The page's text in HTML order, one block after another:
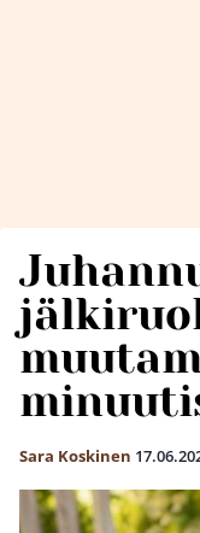
Sara Koskinen